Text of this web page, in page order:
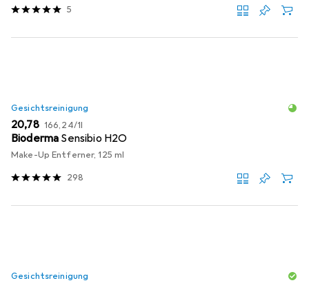
5
Gesichtsreinigung
EUR
20,78 EUR
166,24/1l
Bioderma Sensibio H2O
Make-Up Entferner, 125 ml
298
Gesichtsreinigung